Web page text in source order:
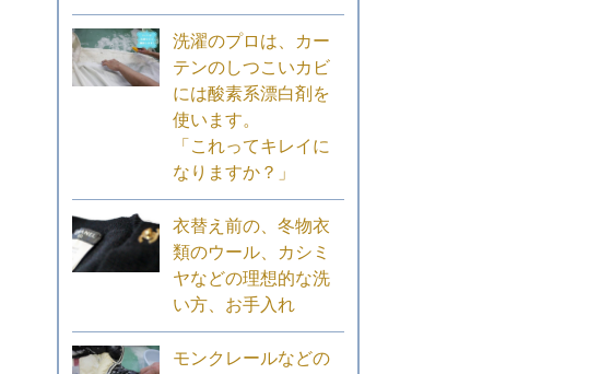
洗濯のプロは、カー
テンのしつこいカビ
には酸素系漂白剤を
使います。
「これってキレイに
なりますか？」
衣替え前の、冬物衣
類のウール、カシミ
ヤなどの理想的な洗
い方、お手入れ
モンクレールなどの